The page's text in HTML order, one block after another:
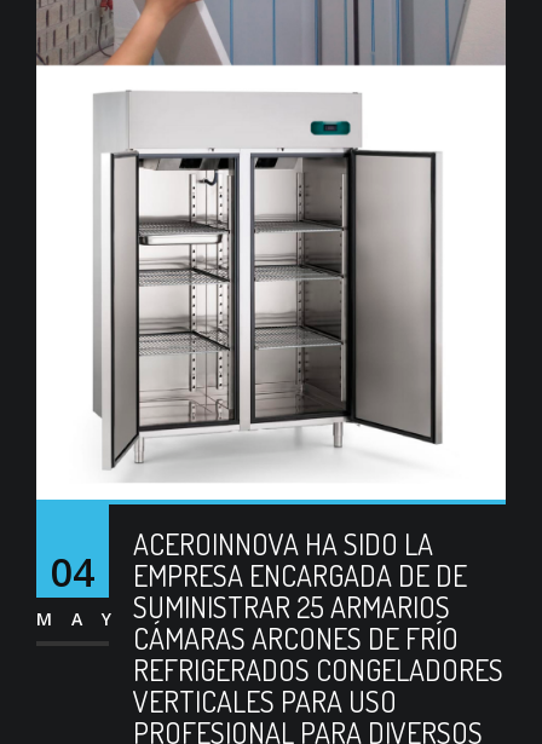
04
MAY
ACEROINNOVA HA SIDO LA
EMPRESA ENCARGADA DE DE
SUMINISTRAR 25 ARMARIOS
CÁMARAS ARCONES DE FRÍO
REFRIGERADOS CONGELADORES
VERTICALES PARA USO
PROFESIONAL PARA DIVERSOS